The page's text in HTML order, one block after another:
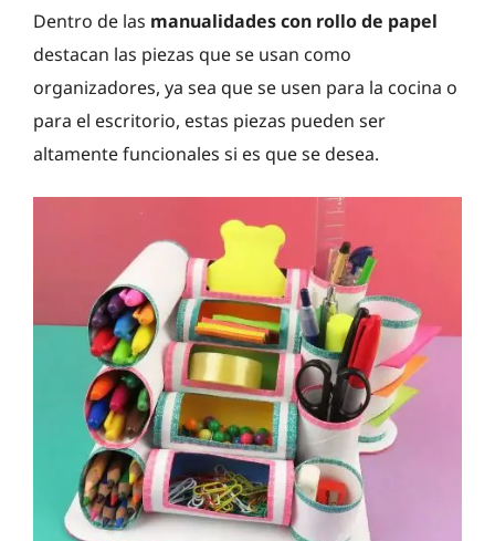
Dentro de las manualidades con rollo de papel
destacan las piezas que se usan como
organizadores, ya sea que se usen para la cocina o
para el escritorio, estas piezas pueden ser
altamente funcionales si es que se desea.